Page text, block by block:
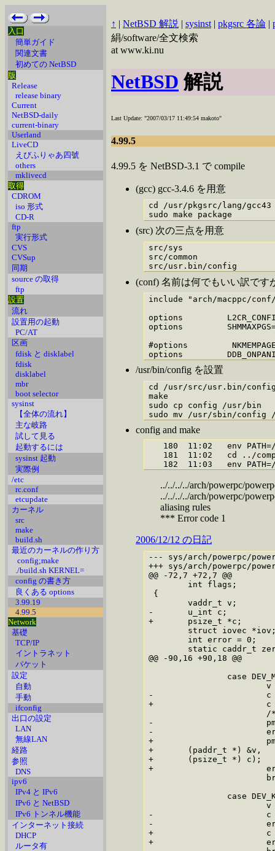
入口
簡単ガイド
関連文書
初めての NetBSD
版
Release
release binary
Current
NetBSD-daily
current-binary
Userland
LiveCD
えびふりゃあ四號
others
mklivecd
取得
CDROM
iso 形式
CD-R
ftp
実行形式
CVS
CVSup
同期
source の取得
ftp
設置
流れ
設置用の起動
PC/AT
区画
fdisk と disklabel
fdisk
disklabel
mbr
boot selector
sysinst
【全体の流れ】
主な岐路
試して見る
起動するには
sysinst 起動
実際例
/etc
rc.conf
etcupdate
カーネル
src
make
build.sh
最近のカーネルの作り方
config;make
./build.sh KERNEL=
config の書き方
良くある options
3.99.19
4.99.5
Network
基礎
TCP/IP
イントラネット
パケット
設定
自動
手動
ifconfig
出口の設定
LAN
無線LAN
経路
参照
DNS
ipv6
IPv4 と IPv6
IPv6 と NetBSD
IPv6 トンネル機能
インターネット接続
DHCP
ルータ有
↑ | NetBSD 解説 | sysinst | pkgsrc 各論 |
絹/software/全文検索
at www.ki.nu
NetBSD 解説
Last Update: "2007/03/17 11:49:54 makoto"
4.99.5
4.99.5 を NetBSD-3.1 で compile
(gcc) gcc-3.4.6 を用意
cd /usr/pkgsrc/lang/gcc43
sudo make package
(src) 次の三点を用意
src/sys
src/common
src/usr.bin/config
(conf) 名前は何でもいい訳です
include "arch/macppc/conf/
options
options
#options
options
/usr/bin/config を設置
cd /usr/src/usr.bin/
make
sudo cp config /usr/bin
config and make
180  11:02   env
181  11:02   cd ../
182  11:03   env
../../../../arch/powerpc/
../../../../arch/powerpc/
aliasing rules
*** Error code 1
2006/12/12 の日記
--- sys/arch/powerpc/powerpc/mem.c.orig	2007-01-
+++ sys/arch/powerpc/powerpc/mem.c	2007-03-17
@@ -72,7 +72,7 @@
{
-	u_int c;
+	psize_t *c;
@@ -90,16 +90,18 @@
-			c = uio->uio_resid;
+			c = (psize_t *) uio->uio_resid;
-			pmap_real_memory((paddr_t *) &v, (psize_t *) &c);
-			error = uiomove((caddr_t)v, c, uio);
+			pmap_real_memory(
+	(paddr_t *) &v,
+	(psize_t *) c);
+			error = uiomove((caddr_t)v, (u_int) c, uio);
-			c = min(iov->iov_len, MAXPHYS);
-			error = uiomove((caddr_t)v, c, uio);
+			c = (psize_t *) min(iov->iov_len, MAXPHYS);
+			error = uiomove((caddr_t)v, (u_int) c, uio);